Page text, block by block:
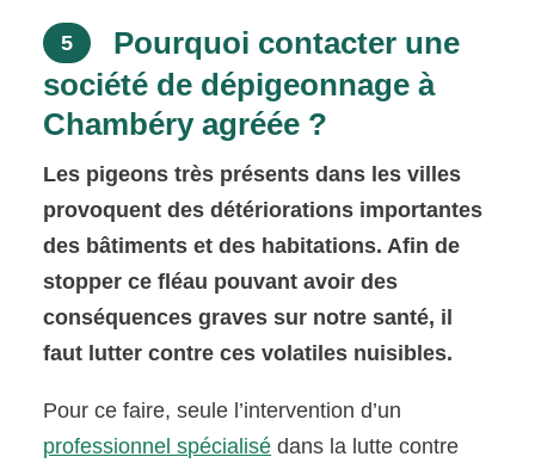
5
Pourquoi contacter une
société de dépigeonnage à
Chambéry agréée ?
Les pigeons très présents dans les villes
provoquent des détériorations importantes
des bâtiments et des habitations. Afin de
stopper ce fléau pouvant avoir des
conséquences graves sur notre santé, il
faut lutter contre ces volatiles nuisibles.
Pour ce faire, seule l’intervention d’un
professionnel spécialisé dans la lutte contre